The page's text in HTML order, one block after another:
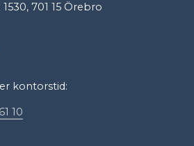
701 15 Örebro
kontorstid:
10